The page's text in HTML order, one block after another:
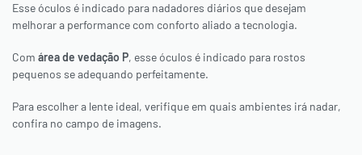
Esse óculos é indicado para nadadores diários que desejam
melhorar a performance com conforto aliado a tecnologia.
Com área de vedação P, esse óculos é indicado para rostos
pequenos se adequando perfeitamente.
Para escolher a lente ideal, verifique em quais ambientes irá nadar,
confira no campo de imagens.